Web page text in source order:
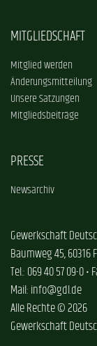
MITGLIEDSCHAFT
Mitglied werden
Änderungsmitteilung
Unsere Satzungen
Mitgliedsbeiträge
PRESSE
Newsarchiv
Gewerkschaft
Baumweg 45,
Tel.: 069 40 57 09-0 •
Mail: info@gdl.de
Alle Rechte © 2026
Gewerkschaft